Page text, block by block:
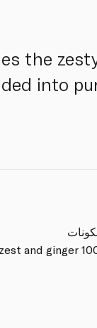
the
into
100% raw honey,